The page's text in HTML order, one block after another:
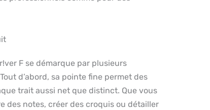
F se démarque par plusieurs
d’abord, sa pointe fine permet des
trait aussi net que distinct. Que vous
des notes, créer des croquis ou détailler